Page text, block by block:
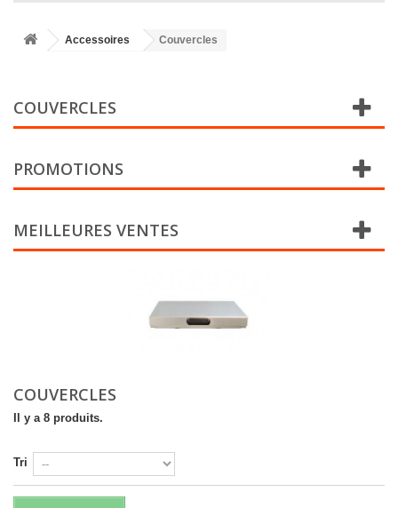
Accessoires Couvercles
COUVERCLES
PROMOTIONS
MEILLEURES VENTES
COUVERCLES
Il y a 8 produits.
Tri